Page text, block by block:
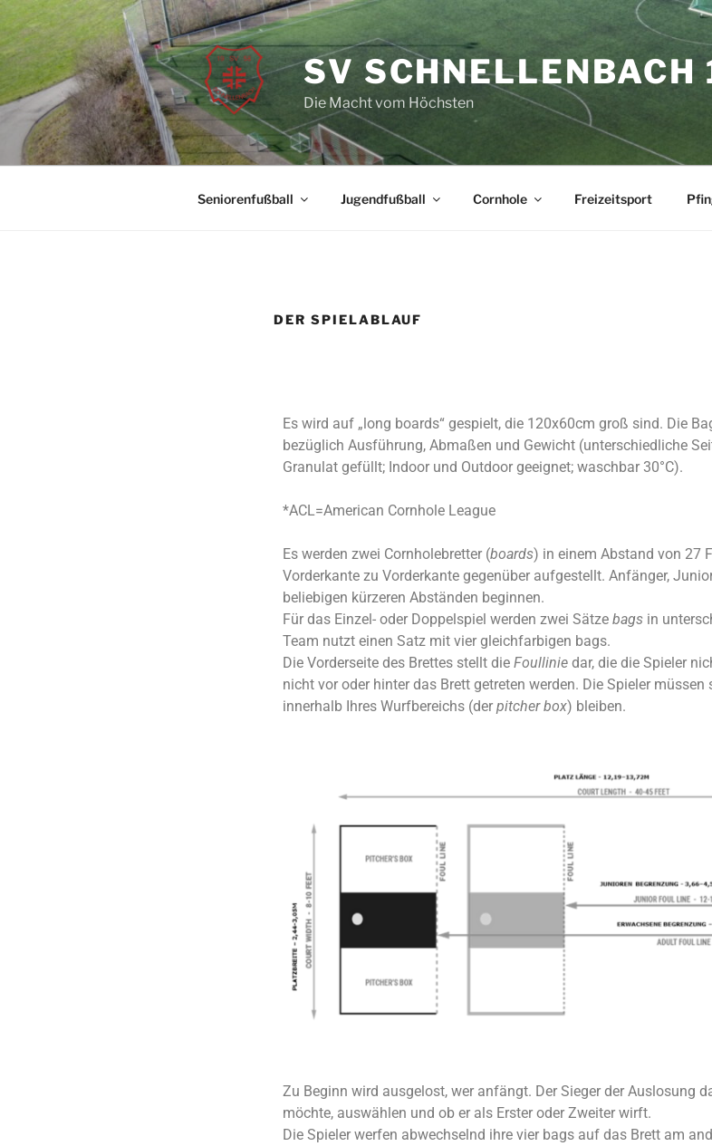
SV SCHNELLENBACH
Die Macht vom Höchsten
Seniorenfußball Jugendfußball Cornhole Freizeitsport
DER SPIELABLAUF
Es wird auf „long boards“ gespielt, die 120x60cm groß sind. Die
bezüglich Ausführung, Abmaßen und Gewicht (unterschiedliche
Granulat gefüllt; Indoor und Outdoor geeignet; waschbar 30°C).
*ACL=American Cornhole League
Es werden zwei Cornholebretter (boards) in einem Abstand von 27
Vorderkante zu Vorderkante gegenüber aufgestellt. Anfänger,
beliebigen kürzeren Abständen beginnen.
Für das Einzel- oder Doppelspiel werden zwei Sätze bags in
Team nutzt einen Satz mit vier gleichfarbigen bags.
Die Vorderseite des Brettes stellt die Foullinie dar, die die Spieler
nicht vor oder hinter das Brett getreten werden. Die Spieler
innerhalb Ihres Wurfbereichs (der pitcher box) bleiben.
Zu Beginn wird ausgelost, wer anfängt. Der Sieger der Auslosung
möchte, auswählen und ob er als Erster oder Zweiter wirft.
Die Spieler werfen abwechselnd ihre vier bags auf das Brett am